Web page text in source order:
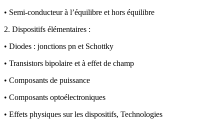
• Semi-conducteur à l’équilibre et hors équilibre
2. Dispositifs élémentaires :
• Diodes : jonctions pn et Schottky
• Transistors bipolaire et à effet de champ
• Composants de puissance
• Composants optoélectroniques
• Effets physiques sur les dispositifs, Technologies